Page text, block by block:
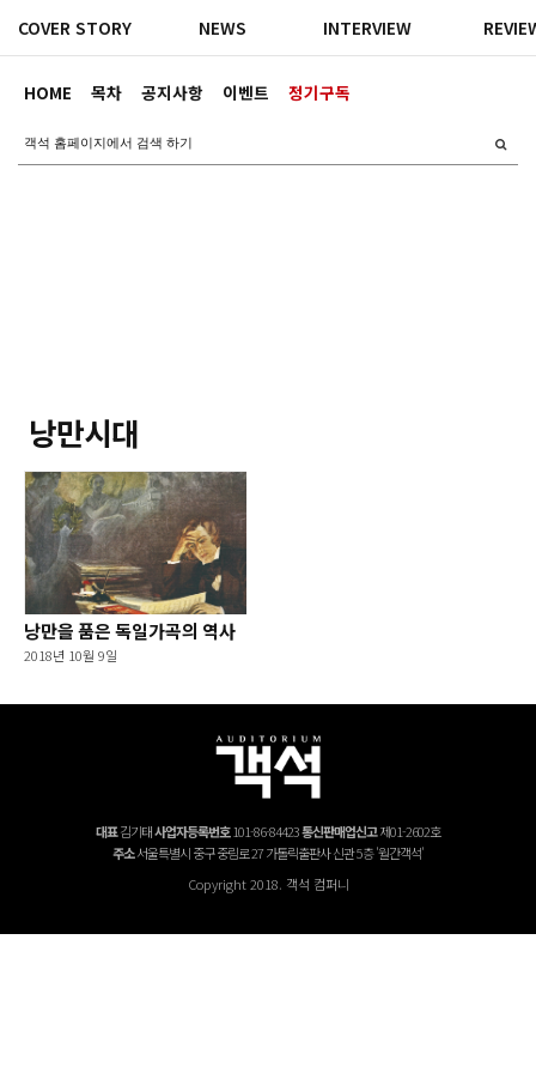
HOME 목차 공지사항 이벤트 정기구독
COVER STORY NEWS INTERVIEW
낭만시대
낭만을 품은 독일가곡의 역사
2018년 10월 9일
대표김기태사업자등록번호101-86-84423통신판매업신고제01-2602호
주소서울특별시 중구 중림로 27 가톨릭출판사 신관 5층 '월간객석'
Copyright 2018. 객석 컴퍼니